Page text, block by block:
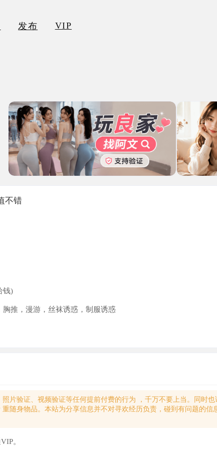
发布
，漫游，丝袜诱惑，制服诱惑
验证、视频验证等任何提前付费的行为 ，千万不要上当。同时也请注意仙人
物品。本站为分享信息并不对寻欢经历负责，碰到有问题的信息，请及时
。